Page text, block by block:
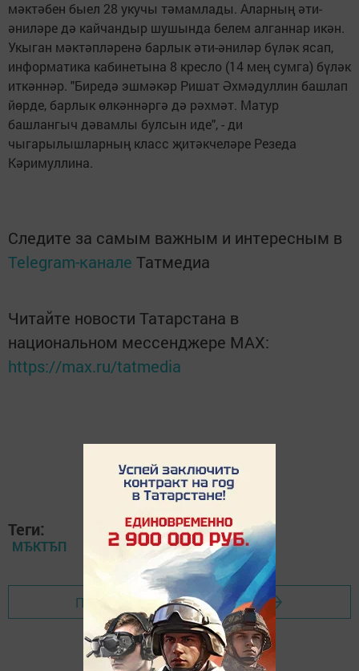
мәктәбен быел 28 укучы тәмамлады. Аларның әти-
әниләре дә кайчандыр шушында белем алганнар икән.
Укыган мәктәпләренә барлык әти-әниләр бүләк ясап,
информатика кабинетына 8 кресло (14 мең сумга) бүләк
иткәннәр. "Биредә эшмәкәр Ришат Әхмәдуллин башлап
йөрде, барлык өлкәннәргә дә рәхмәт. Матур
башлангыч дәвамлы булсын иде", - ди
чыгарылышларның класс җитәкчеләре Резеда
Кәримуллина.
Следите за самым важным и интересным в
Telegram-канале Татмедиа
Читайте новости Татарстана в
национальном мессенджере MАХ:
https://max.ru/tatmedia
Теги:
МЂКТЂП
Перейти на страницу новости